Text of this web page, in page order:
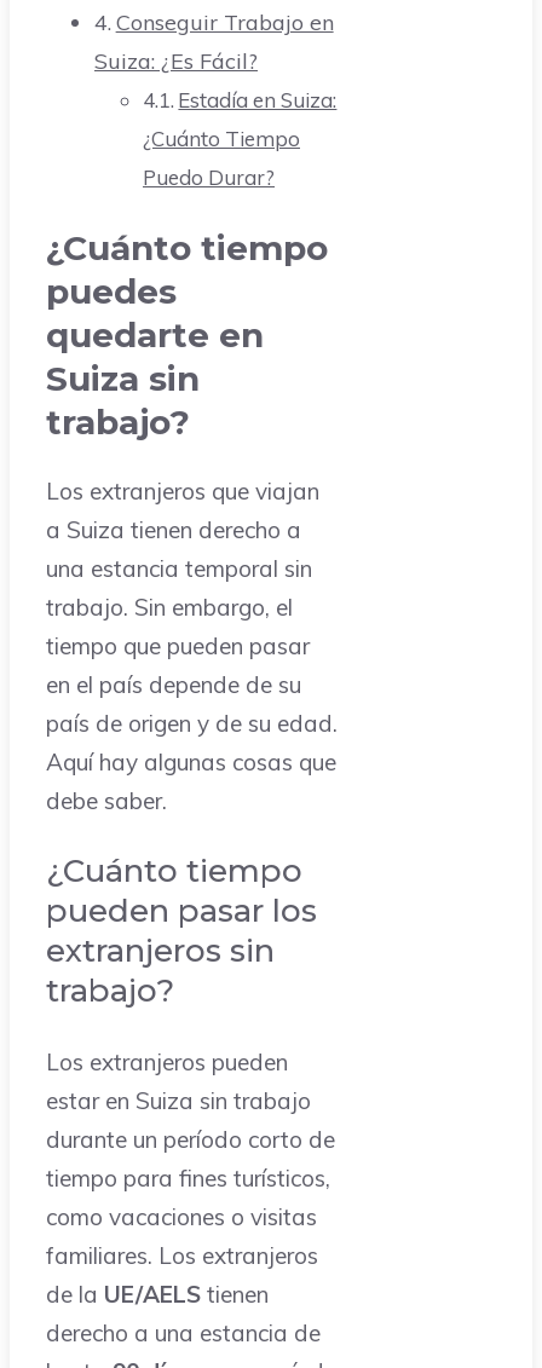
Conseguir Trabajo en
Suiza: ¿Es Fácil?
Estadía en Suiza:
¿Cuánto Tiempo
Puedo Durar?
¿Cuánto tiempo
puedes
quedarte en
Suiza sin
trabajo?
Los extranjeros que viajan
a Suiza tienen derecho a
una estancia temporal sin
trabajo. Sin embargo, el
tiempo que pueden pasar
en el país depende de su
país de origen y de su edad.
Aquí hay algunas cosas que
debe saber.
¿Cuánto tiempo
pueden pasar los
extranjeros sin
trabajo?
Los extranjeros pueden
estar en Suiza sin trabajo
durante un período corto de
tiempo para fines turísticos,
como vacaciones o visitas
familiares. Los extranjeros
de la UE/AELS tienen
derecho a una estancia de